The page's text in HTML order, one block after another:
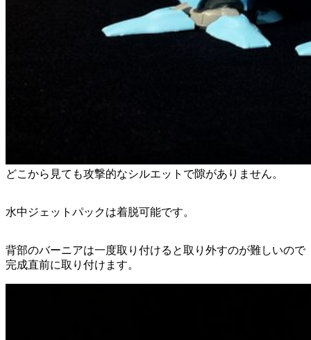
どこから見ても攻撃的なシルエットで隙がありません。
水中ジェットパックは着脱可能です。
背部のバーニアは一度取り付けると取り外すのが難しいので
完成直前に取り付けます。